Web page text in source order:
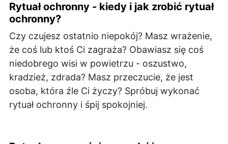
Rytuał ochronny - kiedy i jak zrobić rytuał
ochronny?
Czy czujesz ostatnio niepokój? Masz wrażenie,
że coś lub ktoś Ci zagraża? Obawiasz się coś
niedobrego wisi w powietrzu - oszustwo,
kradzież, zdrada? Masz przeczucie, że jest
osoba, która źle Ci życzy? Spróbuj wykonać
rytuał ochronny i śpij spokojniej.